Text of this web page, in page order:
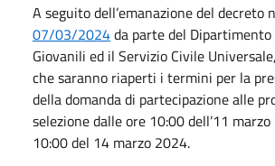
A seguito dell’emanazione del decreto
07/03/2024da parte del
Giovanili ed il Servizio Civile
che saranno riaperti i termini per la
della domanda di partecipazione alle
selezione dalle ore 10:00 dell’11
10:00 del 14 marzo 2024.